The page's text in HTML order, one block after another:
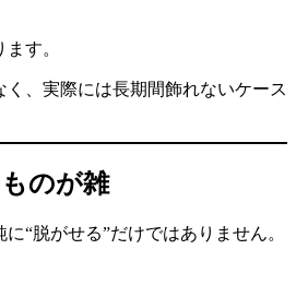
す。
く、実際には長期間飾れないケース
のが雑
“脱がせる”だけではありません。